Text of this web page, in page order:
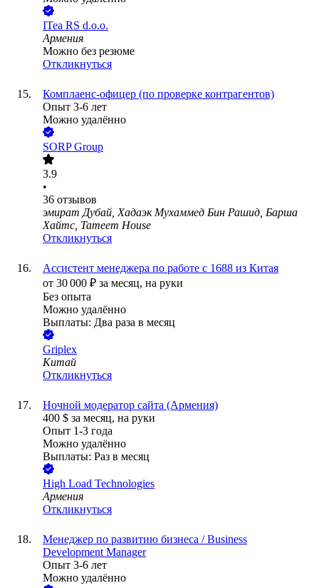
ITea RS d.o.o.
Армения
Можно без резюме
Откликнуться
Комплаенс-офицер (по проверке контрагентов)
Опыт 3-6 лет
Можно удалённо
SORP Group
3.9
•
36 отзывов
эмират Дубай, Хадаэк Мухаммед Бин Рашид, Барша
Хайтс, Tameem House
Откликнуться
Ассистент менеджера по работе с 1688 из Китая
от 30 000 ₽ за месяц, на руки
Без опыта
Можно удалённо
Выплаты: Два раза в месяц
Griplex
Китай
Откликнуться
Ночной модератор сайта (Армения)
400 $ за месяц, на руки
Опыт 1-3 года
Можно удалённо
Выплаты: Раз в месяц
High Load Technologies
Армения
Откликнуться
Менеджер по развитию бизнеса / Business
Development Manager
Опыт 3-6 лет
Можно удалённо